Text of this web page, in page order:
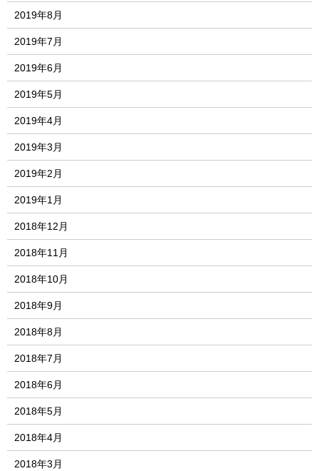
2019年8月
2019年7月
2019年6月
2019年5月
2019年4月
2019年3月
2019年2月
2019年1月
2018年12月
2018年11月
2018年10月
2018年9月
2018年8月
2018年7月
2018年6月
2018年5月
2018年4月
2018年3月